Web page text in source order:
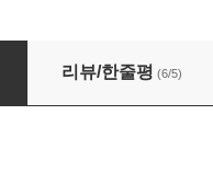
의 꿈_문학 디퓨저
리뷰/한줄평 (6/5)